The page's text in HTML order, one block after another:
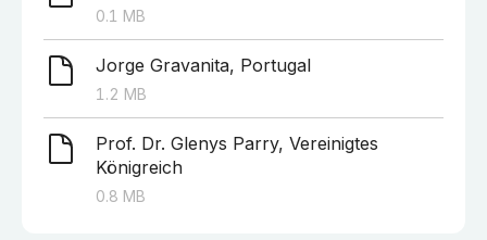
0.1 MB
Jorge Gravanita, Portugal
1.2 MB
Prof. Dr. Glenys Parry, Vereinigtes
Königreich
0.8 MB